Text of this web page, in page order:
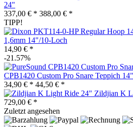
24"
337,00 € * 388,00 € *
TIPP!
1,6mm 14"/10-Loch
14,90 € *
-21.57%
CPB1420 Custom Pro Snare Teppich 14"
34,90 € * 44,50 € *
Zildjian K
729,00 € *
Zuletzt angesehen